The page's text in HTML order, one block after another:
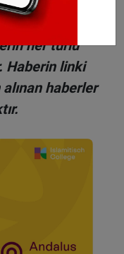
her türlü
Haberin linki
haberler